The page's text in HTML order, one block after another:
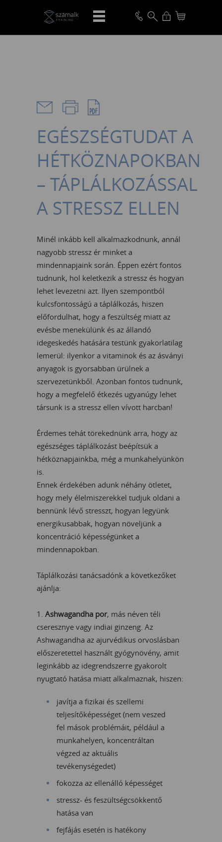
VISSZA
EGÉSZSÉGTUDAT A
HÉTKÖZNAPOKBAN
– TÁPLÁLKOZÁSSAL
A STRESSZ ELLEN
Minél inkább kell alkalmazkodnunk, annál
nagyobb stressz ér minket a
mindennapjaink során. Éppen ezért fontos
tudnunk, hol keletkezik a stressz és hogyan
lehet levezetni azt. Ilyen szempontból
kulcsfontosságú a táplálkozás, hiszen
előfordulhat, hogy a feszültség miatt az
evésbe menekülünk és az állandó
idegeskedés hatására testünk gyakorlatilag
lemerül: ilyenkor a vitaminok és az ásványi
anyagok is gyorsabban ürülnek a
szervezetünkből. Azonban fontos tudnunk,
hogy a megfelelő étkezés ugyanúgy lehet
társunk is a stressz ellen vívott harcban!
Érdemes tehát törekednünk arra, hogy az
egészséges táplálkozást beépítsük a
hétköznapjainkba, még a munkahelyünkön
is.
Ennek érdekében adunk néhány ötletet,
hogy mely élelmiszerekkel tudjuk oldani a
bennünk lévő stresszt, hogyan legyünk
energikusabbak, hogyan növeljünk a
koncentráció képességünket a
mindennapokban.
Táplálkozási tanácsadónk a következőket
ajánlja:
1. Ashwagandha por, más néven téli
cseresznye vagy indiai ginzeng. Az
Ashwagandha az ajurvédikus orvoslásban
előszeretettel használt gyógynövény, amit
leginkább az idegrendszerre gyakorolt
nyugtató hatása miatt alkalmaznak, hiszen:
javítja a fizikai és szellemi
teljesítőképességet (nem veszed
fel mások problémáit, például a
munkahelyen, koncentráltan
végzed az aktuális
tevékenységedet)
fokozza az ellenálló képességet
stressz- és feszültségcsökkentő
hatása van
fejfájás esetén is hatékony